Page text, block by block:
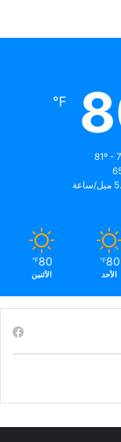
℉
80
℉
الأحد
80
℉
الأثنين